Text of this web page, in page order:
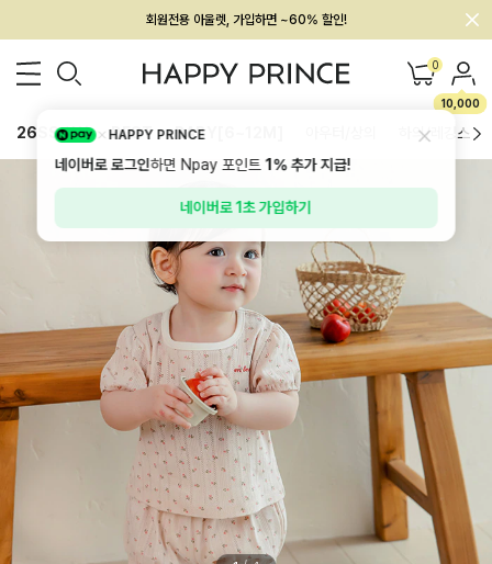
멤버십 최대 28,000원 혜택
0
10,000
26SS 신상 BEST BABY[6~12M] 하의/레깅스
HAPPY PRINCE
네이버로 로그인하면 Npay 포인트1%추가 지급!
네이버로 1초 가입하기